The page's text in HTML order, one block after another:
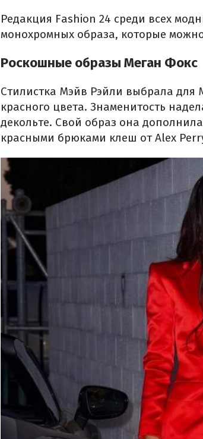
Редакция Fashion 24 среди всех
монохромных образа, которые
Роскошные образы Меган Фокс
Стилистка Мэйв Рэйли выбрала для
красного цвета. Знаменитость
декольте. Свой образ она
красными брюками клеш от Alex